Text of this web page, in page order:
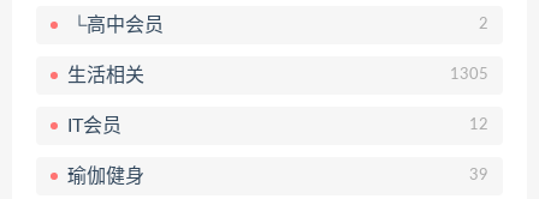
└高中会员 2
生活相关 1305
IT会员 12
瑜伽健身 39